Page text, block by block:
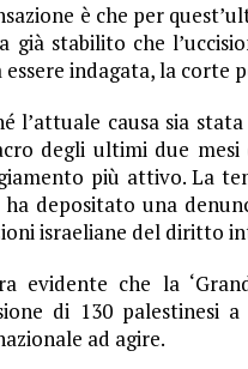
è che per
già stabilito che
essere indagata, la corte
l’attuale causa sia
degli ultimi due
più attivo. La
ha depositato una
israeliane del diritto
evidente che la
di 130 palestinesi
ad agire.